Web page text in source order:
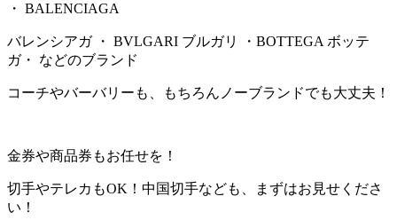
・ BALENCIAGA
バレンシアガ ・ BVLGARI ブルガリ ・BOTTEGA ボッテ
ガ・ などのブランド
コーチやバーバリーも、もちろんノーブランドでも大丈夫！
金券や商品券もお任せを！
切手やテレカもOK！中国切手なども、まずはお見せくださ
い！